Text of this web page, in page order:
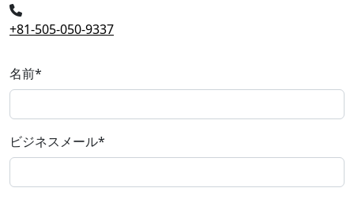
+81-505-050-9337
名前*
ビジネスメール*